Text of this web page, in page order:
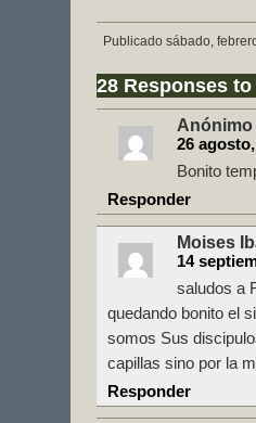
Publicado sábado,
28 Responses
Anónimo
26
Bonito
Responder
Moises
14
saludos a
quedando bonito el
somos Sus
capillas sino por la
Responder